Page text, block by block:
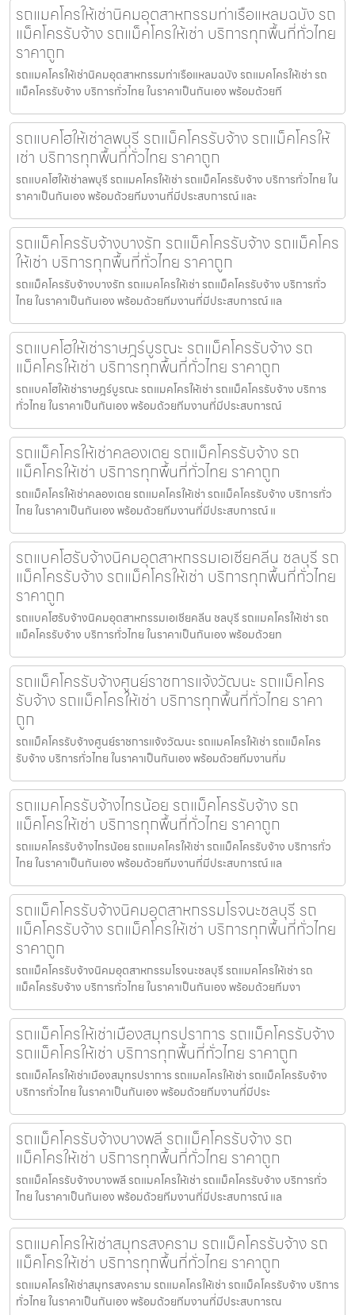
รถแมคโครให้เช่านิคมอุตสาหกรรมท่าเรือแหลมฉบัง รถ
แม็คโครรับจ้าง รถแม็คโครให้เช่า บริการทุกพื้นที่ทั่วไทย
ราคาถูก
รถแมคโครให้เช่านิคมอุตสาหกรรมท่าเรือแหลมฉบัง รถแมคโครให้เช่า รถ
แม็คโครรับจ้าง บริการทั่วไทย ในราคาเป็นกันเอง พร้อมด้วยที
รถแบคโฮให้เช่าลพบุรี รถแม็คโครรับจ้าง รถแม็คโครให้
เช่า บริการทุกพื้นที่ทั่วไทย ราคาถูก
รถแบคโฮให้เช่าลพบุรี รถแมคโครให้เช่า รถแม็คโครรับจ้าง บริการทั่วไทย ใน
ราคาเป็นกันเอง พร้อมด้วยทีมงานที่มีประสบการณ์ และ
รถแม็คโครรับจ้างบางรัก รถแม็คโครรับจ้าง รถแม็คโคร
ให้เช่า บริการทุกพื้นที่ทั่วไทย ราคาถูก
รถแม็คโครรับจ้างบางรัก รถแมคโครให้เช่า รถแม็คโครรับจ้าง บริการทั่ว
ไทย ในราคาเป็นกันเอง พร้อมด้วยทีมงานที่มีประสบการณ์ แล
รถแบคโฮให้เช่าราษฎร์บูรณะ รถแม็คโครรับจ้าง รถ
แม็คโครให้เช่า บริการทุกพื้นที่ทั่วไทย ราคาถูก
รถแบคโฮให้เช่าราษฎร์บูรณะ รถแมคโครให้เช่า รถแม็คโครรับจ้าง บริการ
ทั่วไทย ในราคาเป็นกันเอง พร้อมด้วยทีมงานที่มีประสบการณ์
รถแม็คโครให้เช่าคลองเตย รถแม็คโครรับจ้าง รถ
แม็คโครให้เช่า บริการทุกพื้นที่ทั่วไทย ราคาถูก
รถแม็คโครให้เช่าคลองเตย รถแมคโครให้เช่า รถแม็คโครรับจ้าง บริการทั่ว
ไทย ในราคาเป็นกันเอง พร้อมด้วยทีมงานที่มีประสบการณ์ แ
รถแบคโฮรับจ้างนิคมอุตสาหกรรมเอเชียคลีน ชลบุรี รถ
แม็คโครรับจ้าง รถแม็คโครให้เช่า บริการทุกพื้นที่ทั่วไทย
ราคาถูก
รถแบคโฮรับจ้างนิคมอุตสาหกรรมเอเชียคลีน ชลบุรี รถแมคโครให้เช่า รถ
แม็คโครรับจ้าง บริการทั่วไทย ในราคาเป็นกันเอง พร้อมด้วยท
รถแม็คโครรับจ้างศูนย์ราชการแจ้งวัฒนะ รถแม็คโคร
รับจ้าง รถแม็คโครให้เช่า บริการทุกพื้นที่ทั่วไทย ราคา
ถูก
รถแม็คโครรับจ้างศูนย์ราชการแจ้งวัฒนะ รถแมคโครให้เช่า รถแม็คโคร
รับจ้าง บริการทั่วไทย ในราคาเป็นกันเอง พร้อมด้วยทีมงานที่ม
รถแมคโครรับจ้างไทรน้อย รถแม็คโครรับจ้าง รถ
แม็คโครให้เช่า บริการทุกพื้นที่ทั่วไทย ราคาถูก
รถแมคโครรับจ้างไทรน้อย รถแมคโครให้เช่า รถแม็คโครรับจ้าง บริการทั่ว
ไทย ในราคาเป็นกันเอง พร้อมด้วยทีมงานที่มีประสบการณ์ แล
รถแม็คโครรับจ้างนิคมอุตสาหกรรมโรจนะชลบุรี รถ
แม็คโครรับจ้าง รถแม็คโครให้เช่า บริการทุกพื้นที่ทั่วไทย
ราคาถูก
รถแม็คโครรับจ้างนิคมอุตสาหกรรมโรจนะชลบุรี รถแมคโครให้เช่า รถ
แม็คโครรับจ้าง บริการทั่วไทย ในราคาเป็นกันเอง พร้อมด้วยทีมงา
รถแม็คโครให้เช่าเมืองสมุทรปราการ รถแม็คโครรับจ้าง
รถแม็คโครให้เช่า บริการทุกพื้นที่ทั่วไทย ราคาถูก
รถแม็คโครให้เช่าเมืองสมุทรปราการ รถแมคโครให้เช่า รถแม็คโครรับจ้าง
บริการทั่วไทย ในราคาเป็นกันเอง พร้อมด้วยทีมงานที่มีประ
รถแม็คโครรับจ้างบางพลี รถแม็คโครรับจ้าง รถ
แม็คโครให้เช่า บริการทุกพื้นที่ทั่วไทย ราคาถูก
รถแม็คโครรับจ้างบางพลี รถแมคโครให้เช่า รถแม็คโครรับจ้าง บริการทั่ว
ไทย ในราคาเป็นกันเอง พร้อมด้วยทีมงานที่มีประสบการณ์ แล
รถแมคโครให้เช่าสมุทรสงคราม รถแม็คโครรับจ้าง รถ
แม็คโครให้เช่า บริการทุกพื้นที่ทั่วไทย ราคาถูก
รถแมคโครให้เช่าสมุทรสงคราม รถแมคโครให้เช่า รถแม็คโครรับจ้าง บริการ
ทั่วไทย ในราคาเป็นกันเอง พร้อมด้วยทีมงานที่มีประสบการณ